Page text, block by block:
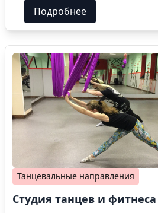
Подробнее
Танцевальные направления
Студия танцев и